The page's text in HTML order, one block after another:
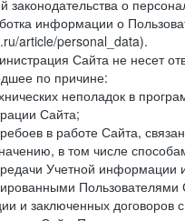
законодательства о
информации о
article/personal_data).
Сайта не несет
по причине:
неполадок в
Сайта;
в работе Сайта,
в том числе
Учетной
и заключенных договоров